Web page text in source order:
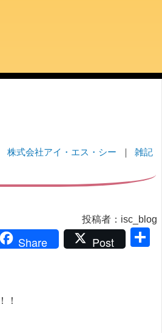
株式会社アイ・エス・シー 雑記
投稿者：isc_blog
Share Post
！